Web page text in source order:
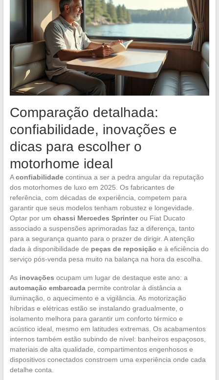
Comparação detalhada:
confiabilidade, inovações e
dicas para escolher o
motorhome ideal
Aconfiabilidadecontinua a ser a pedra angular da reputação
dos motorhomes de luxo em 2025. Os fabricantes de
referência, com décadas de experiência, competem para
garantir que seus modelos tenham robustez e longevidade.
Optar por um chassi Mercedes Sprinterou Fiat Ducato
associado a suspensões aprimoradas faz a diferença, tanto
para a segurança quanto para o prazer de dirigir. A atenção
dada à disponibilidade de peças de reposição e à eficiência do
serviço pós-venda pesa muito na balança na hora da escolha.
As inovações ocupam um lugar de destaque este ano: a
automação embarcadapermite controlar à distância a
iluminação, o aquecimento e a vigilância. As motorização
híbridas e elétricas estão se instalando gradualmente, o
isolamento melhora para garantir um conforto térmico e
acústico ideal, mesmo em latitudes extremas. Os acabamentos
internos também estão subindo de nível: banheiros espaçosos,
materiais de alta qualidade, compartimentos engenhosos e
dispositivos conectados constroem uma experiência onde cada
detalhe conta.